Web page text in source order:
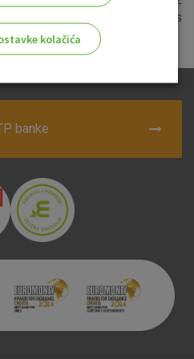
paketa OTP Indeks
banke
kolačića
kolačići
navedenih kolačića
- uvijek aktivni